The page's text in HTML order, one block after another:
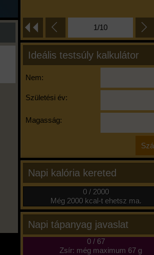
1/10
Ideális testsúly kalkulátor
Nem:
Születési év:
Magasság:
Napi kalória kereted
0 / 2000
Még 2000 kcal-t ehetsz ma.
Napi tápanyag javaslat
0/ 67
Zsír: még maximum 67 g